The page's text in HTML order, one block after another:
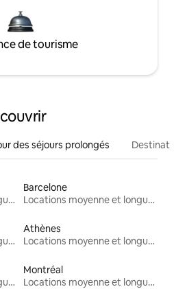
de tourisme
des séjours prolongés
Locations moyenne et longue durée
Barcelone
Locations moyenne et longue durée
Locations moyenne et longue durée
Athènes
Locations moyenne et longue durée
Locations moyenne et longue durée
Montréal
Locations moyenne et longue durée